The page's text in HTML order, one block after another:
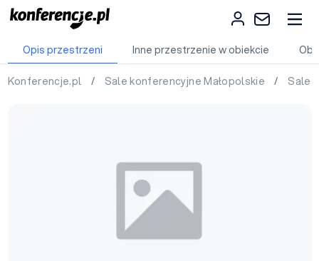
Opis przestrzeni Inne przestrzenie w obiekcie
Konferencje.pl / Sale konferencyjne Małopolskie / Sale